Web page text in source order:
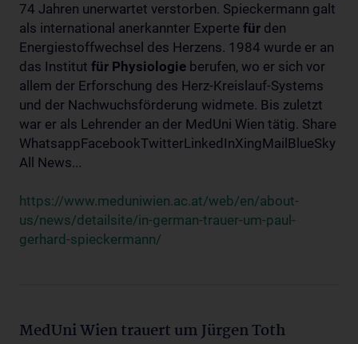
74 Jahren unerwartet verstorben. Spieckermann galt
als international anerkannter Experte für den
Energiestoffwechsel des Herzens. 1984 wurde er an
das Institut für Physiologie berufen, wo er sich vor
allem der Erforschung des Herz-Kreislauf-Systems
und der Nachwuchsförderung widmete. Bis zuletzt
war er als Lehrender an der MedUni Wien tätig. Share
WhatsappFacebookTwitterLinkedInXingMailBlueSky
All News...
https://www.meduniwien.ac.at/web/en/about-
us/news/detailsite/in-german-trauer-um-paul-
gerhard-spieckermann/
MedUni Wien trauert um Jürgen Toth